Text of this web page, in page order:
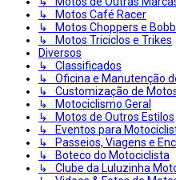
↳ Motos Café Racer
↳ Motos Choppers e
↳ Motos Triciclos e Trikes
Diversos
↳ Classificados
↳ Oficina e Manutenção
↳ Customização de
↳ Motociclismo Geral
↳ Motos de Outros Estilos
↳ Eventos para
↳ Passeios, Viagens e
↳ Boteco do Motociclista
↳ Clube da Luluzinha